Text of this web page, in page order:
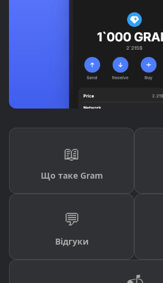
📖
Що таке Gram
💬
Відгуки